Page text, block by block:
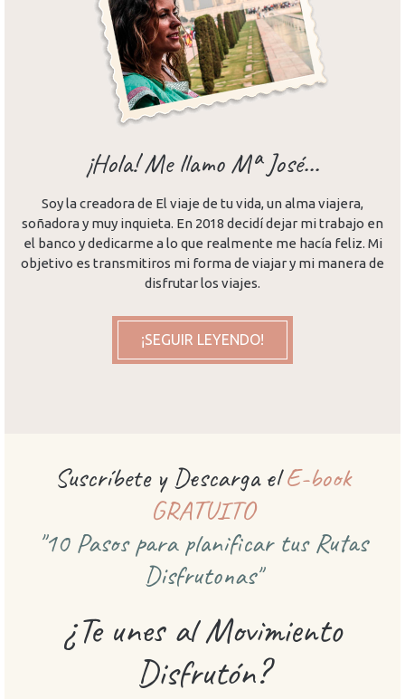
¡Hola! Me llamo Mª José...
Soy la creadora de El viaje de tu vida, un alma viajera,
soñadora y muy inquieta. En 2018 decidí dejar mi trabajo en
el banco y dedicarme a lo que realmente me hacía feliz. Mi
objetivo es transmitiros mi forma de viajar y mi manera de
disfrutar los viajes.
¡SEGUIR LEYENDO!
Suscríbete y Descarga elE-book
GRATUITO
"10 Pasos para planificar tus Rutas
Disfrutonas"
¿Te unes al Movimiento
Disfrutón?